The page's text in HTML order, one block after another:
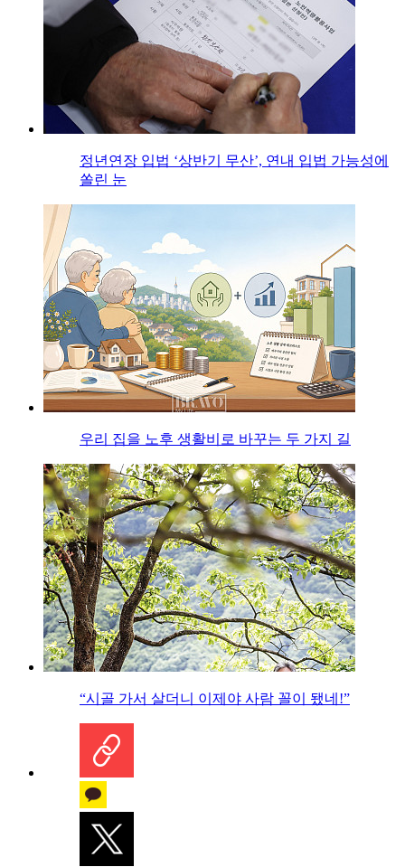
정년연장 입법 ‘상반기 무산’, 연내 입법 가능성에
쏠린 눈
우리 집을 노후 생활비로 바꾸는 두 가지 길
“시골 가서 살더니 이제야 사람 꼴이 됐네!”